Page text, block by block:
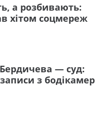
а розбивають:
хітом соцмереж
Бердичева — суд:
з бодікамер